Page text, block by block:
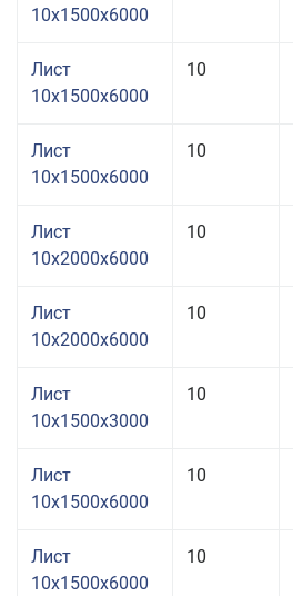
10x1500x6000
Лист
10x1500x6000
10
Лист
10x1500x6000
10
Лист
10x2000x6000
10
Лист
10x2000x6000
10
Лист
10x1500x3000
10
Лист
10x1500x6000
10
Лист
10x1500x6000
10